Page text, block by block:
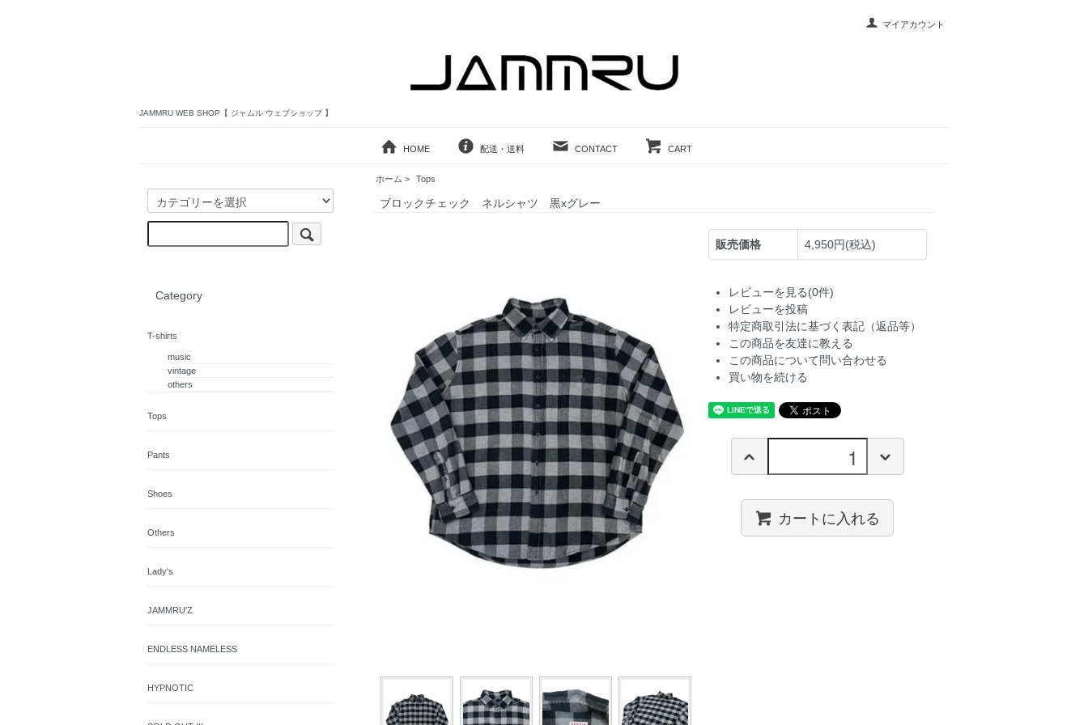
マイアカウント
JAMMRU WEB SHOP【 ジャムル ウェブショップ 】
HOME 配送・送料 CONTACT CART
ホーム > Tops
ブロックチェック ネルシャツ 黒xグレー
販売価格 4,950円(税込)
レビューを見る(0件)
レビューを投稿
特定商取引法に基づく表記（返品等）
この商品を友達に教える
この商品について問い合わせる
買い物を続ける
カートに入れる
Category
T-shirts
music
vintage
others
Tops
Pants
Shoes
Others
Lady's
JAMMRU'Z
ENDLESS NAMELESS
HYPNOTIC